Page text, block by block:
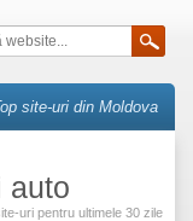
site-uri din Moldova
auto
uri pentru ultimele 30 zile